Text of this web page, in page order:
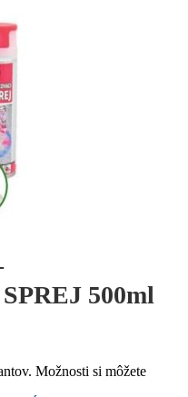
500ml
Možnosti si môžete